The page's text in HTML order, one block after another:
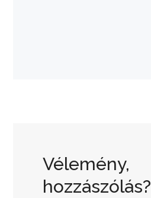
Vélemény,
hozzászólás?